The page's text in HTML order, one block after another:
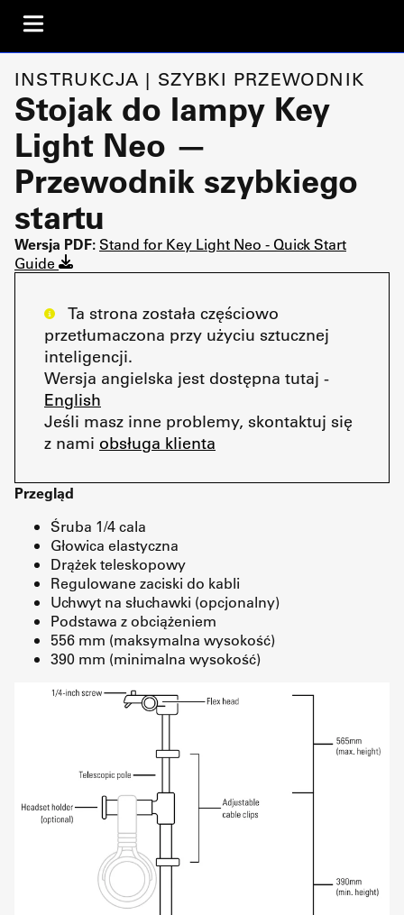
INSTRUKCJA | SZYBKI PRZEWODNIK
Stojak do lampy Key
Light Neo —
Przewodnik szybkiego
startu
Wersja PDF: Stand for Key Light Neo - Quick Start
Guide
Ta strona została częściowo
przetłumaczona przy użyciu sztucznej
inteligencji.
Wersja angielska jest dostępna tutaj -
English
Jeśli masz inne problemy, skontaktuj się
z nami obsługa klienta
Przegląd
Śruba 1/4 cala
Głowica elastyczna
Drążek teleskopowy
Regulowane zaciski do kabli
Uchwyt na słuchawki (opcjonalny)
Podstawa z obciążeniem
556 mm (maksymalna wysokość)
390 mm (minimalna wysokość)